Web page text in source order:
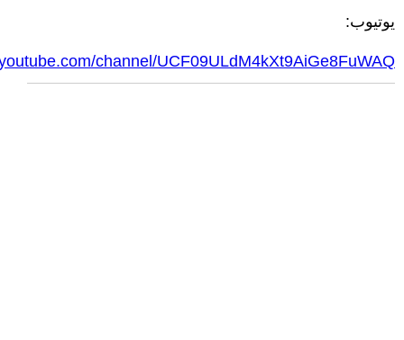
يوتيوب:
channel/UCF09ULdM4kXt9AiGe8FuWAQ